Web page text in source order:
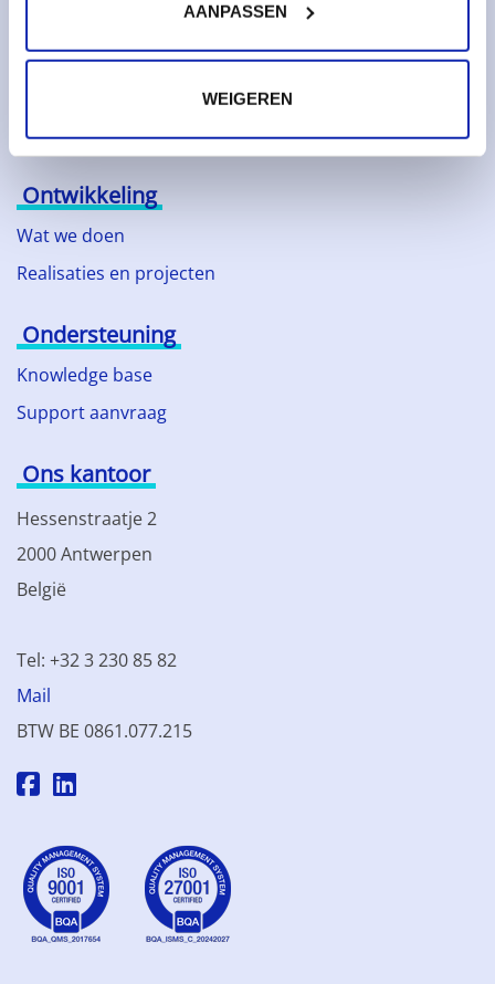
AANPASSEN
WEIGEREN
Duurzaam ondernemen
Technologische partners
Nieuws
Ontwikkeling
Wat we doen
Realisaties en projecten
Ondersteuning
Knowledge base
Support aanvraag
Ons kantoor
Hessenstraatje 2
2000 Antwerpen
België
Tel: +32 3 230 85 82
Mail
BTW BE 0861.077.215